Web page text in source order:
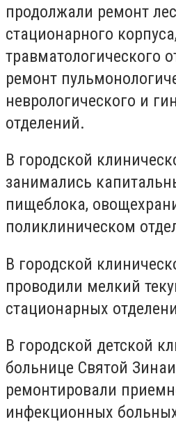
продолжали ремонт
стационарного
травматологического
ремонт
неврологического и
отделений.
В городской
занимались
пищеблока,
поликлиническом
В городской
проводили мелкий
стационарных
В городской детской
больнице Святой
ремонтировали
инфекционных